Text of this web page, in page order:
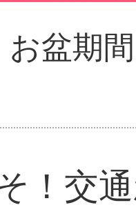
盆期
！交